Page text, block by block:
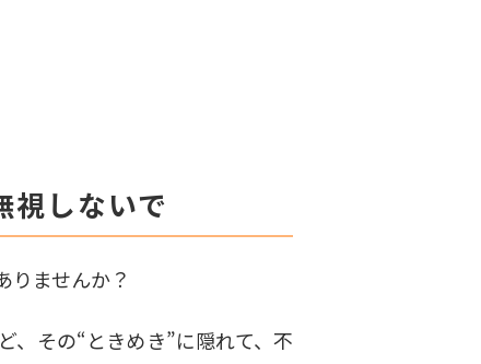
しないで
りませんか？
、その“ときめき”に隠れて、不